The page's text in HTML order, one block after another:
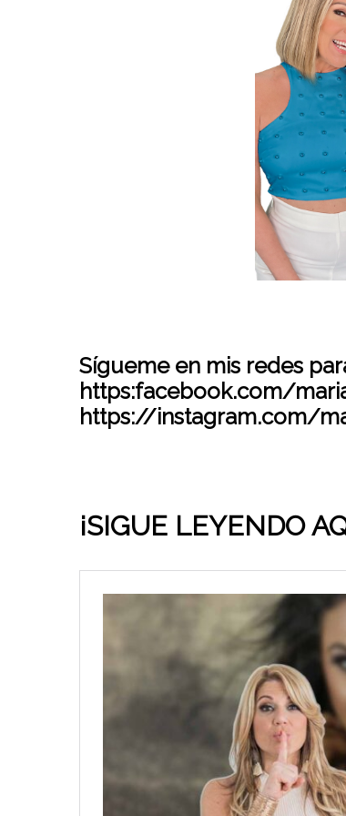
Sígueme en mis redes
https:facebook.com/
https://instagram.com/
¡SIGUE LEYENDO